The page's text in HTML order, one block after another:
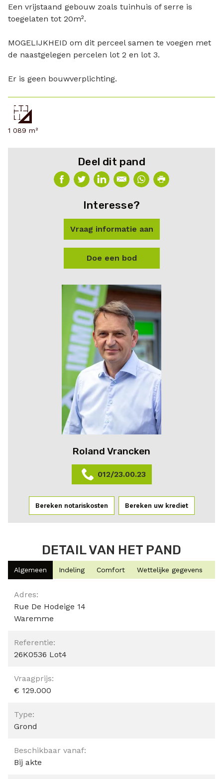
Een vrijstaand gebouw zoals tuinhuis of serre is
toegelaten tot 20m².
MOGELIJKHEID om dit perceel samen te voegen met
de naastgelegen percelen lot 2 en lot 3.
Er is geen bouwverplichting.
1 089 m²
Deel dit pand
Interesse?
Vraag informatie aan
Doe een bod
Roland Vrancken
012/23.00.23
Bereken notariskosten Bereken uw krediet
DETAIL VAN HET PAND
Algemeen Indeling Comfort Wettelijke gegevens
Algemeen
Adres:
Rue De Hodeige 14
Waremme
Referentie:
26K0536 Lot4
Vraagprijs:
€ 129.000
Type:
Grond
Beschikbaar vanaf:
Bij akte